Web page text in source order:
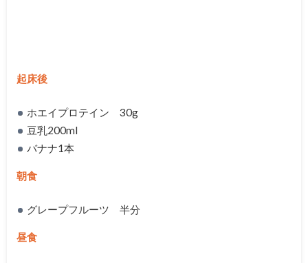
起床後
ホエイプロテイン 30g
豆乳200ml
バナナ1本
朝食
グレープフルーツ 半分
昼食